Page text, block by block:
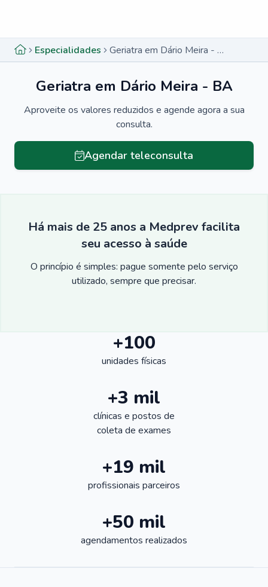
Especialidades Geriatra em Dário Meira - BA
Geriatra em Dário Meira - BA
Aproveite os valores reduzidos e agende agora a sua
consulta.
Agendar teleconsulta
Há mais de 25 anos a Medprev facilita
seu acesso à saúde
O princípio é simples: pague somente pelo serviço
utilizado, sempre que precisar.
+100
unidades físicas
+3 mil
clínicas e postos de
coleta de exames
+19 mil
profissionais parceiros
+50 mil
agendamentos realizados